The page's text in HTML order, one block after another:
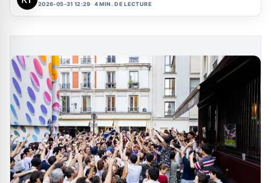
2026-05-31 12:29 4 MIN. DE LECTURE